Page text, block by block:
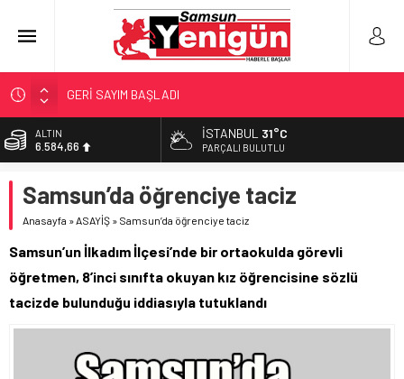
GERİ SAYIM BAŞLADI
SAMSUNSPOR’DA HEDEF 5’İNCİLİK!
‘BAFRA’YA YATIRIM YAPIN!’
YÖNETİCİ SEÇERKEN YAPILAN EN BÜYÜK HATALAR
ALTIN
6.584,66
13.889,75
DOLAR
55,0051
İSTANBUL 31°C
PARÇALI BULUTLU
Samsun’da öğrenciye taciz
Anasayfa »ASAYİŞ » Samsun’da öğrenciye taciz
Samsun’un İlkadım İlçesi’nde bir ortaokulda görevli
öğretmen, 8’inci sınıfta okuyan kız öğrencisine sözlü
tacizde bulunduğu iddiasıyla tutuklandı